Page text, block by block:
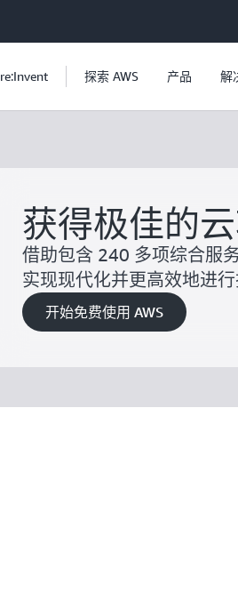
re:Invent 探索 AWS 产品 解
获得极佳的
借助包含 240 多项综合服
实现现代化并更高效地进
开始免费使用 AWS